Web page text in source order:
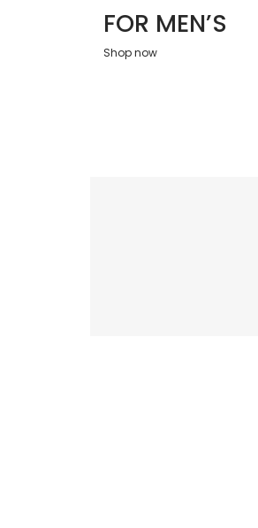
FOR MEN’S
Shop now